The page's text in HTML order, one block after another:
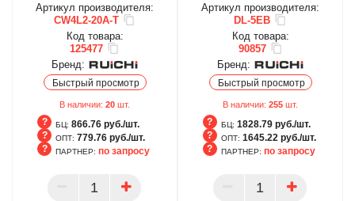
Артикул производителя:
CW4L2-20A-T
Код товара:
125477
Бренд:
Быстрый просмотр
В наличии: 20 шт.
БЦ: 866.76 руб./шт.
ОПТ: 779.76 руб./шт.
ПАРТНЕР
ПАРТНЕР: по запросу
Артикул производителя:
DL-5EB
Код товара:
90857
Бренд:
Быстрый просмотр
В наличии: 255 шт.
БЦ: 1828.79 руб./шт.
ОПТ: 1645.22 руб./шт.
ПАРТНЕР
ПАРТНЕР: по запросу